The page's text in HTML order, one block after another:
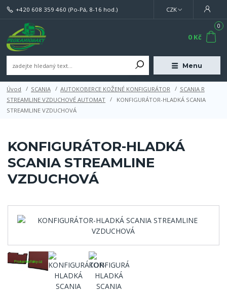
Menu
CZK
+420 608 359 460 (Po-Pá, 8-16 hod.)
0
0 Kč
Úvod SCANIA AUTOKOBERCE KOŽENÉ KONFIGURÁTOR
SCANIA R
STREAMLINE VZDUCHOVÉ AUTOMAT
KONFIGURÁTOR-HLADKÁ SCANIA
STREAMLINE VZDUCHOVÁ
KONFIGURÁTOR-HLADKÁ
SCANIA STREAMLINE
VZDUCHOVÁ